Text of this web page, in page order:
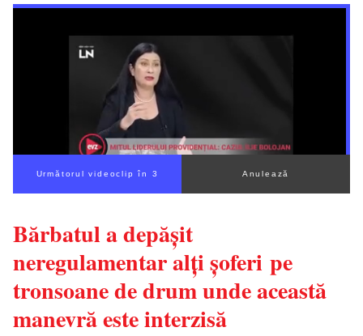
Următorul videoclip în 2 Anulează
Bărbatul a depășit
neregulamentar alți șoferi pe
tronsoane de drum unde această
manevră este interzisă